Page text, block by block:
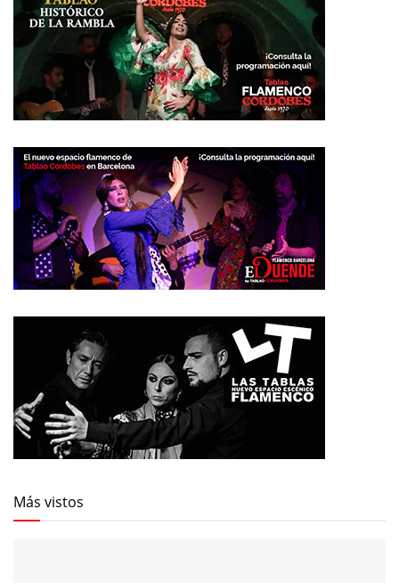
Más vistos